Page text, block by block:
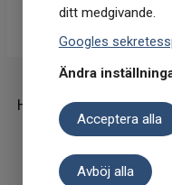
ditt medgivande.
Googles
Ändra
Acceptera alla
Avböj alla
Holistic Collagen
Boswellia 150g
Holistic